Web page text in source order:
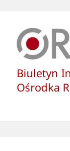
Biuletyn
Ośrodka